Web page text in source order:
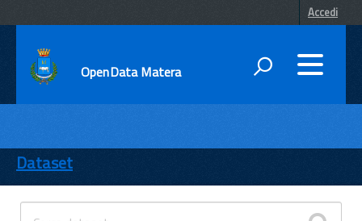
Accedi
OpenData Matera
ENTI
TEMI
INFORMAZIONI
Dataset